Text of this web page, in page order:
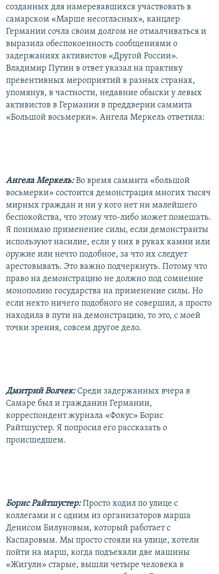
созданных для намеревавшихся участвовать в
самарском «Марше несогласных», канцлер
Германии сочла своим долгом не отмалчиваться и
выразила обеспокоенность сообщениями о
задержаниях активистов «Другой России».
Владимир Путин в ответ указал на практику
превентивных мероприятий в разных странах,
упомянув, в частности, недавние обыски у левых
активистов в Германии в преддверии саммита
«Большой восьмерки». Ангела Меркель ответила:
Ангела Меркель:Во время саммита «большой
восьмерки» состоится демонстрация многих тысяч
мирных граждан и ни у кого нет ни малейшего
беспокойства, что этому что-либо может помешать.
Я понимаю применение силы, если демонстранты
используют насилие, если у них в руках камни или
оружие или нечто подобное, за что их следует
арестовывать. Это важно подчеркнуть. Потому что
право на демонстрацию не должно под сомнение
монополию государства на применение силы. Но
если некто ничего подобного не совершил, а просто
находила в пути на демонстрацию, то это, с моей
точки зрения, совсем другое дело.
Дмитрий Волчек: Среди задержанных вчера в
Самаре был и гражданин Германии,
корреспондент журнала «Фокус» Борис
Райтшустер. Я попросил его рассказать о
происшедшем.
Борис Райтшустер:Просто ходил по улице с
коллегами и с одним из организаторов марша
Денисом Билуновым, который работает с
Каспаровым. Мы просто стояли на улице, хотели
пойти на марш, когда подъехали две машины
«Жигули» старые, вышли четыре человека в